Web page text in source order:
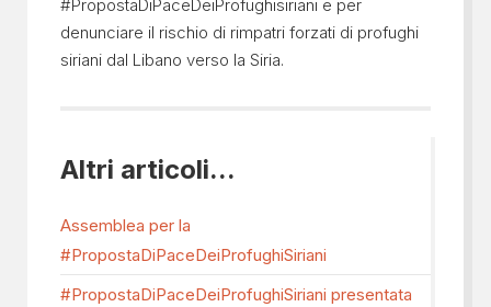
#PropostaDiPaceDeiProfughisiriani e per
denunciare il rischio di rimpatri forzati di profughi
siriani dal Libano verso la Siria.
Altri articoli...
Assemblea per la
#PropostaDiPaceDeiProfughiSiriani
#PropostaDiPaceDeiProfughiSiriani presentata